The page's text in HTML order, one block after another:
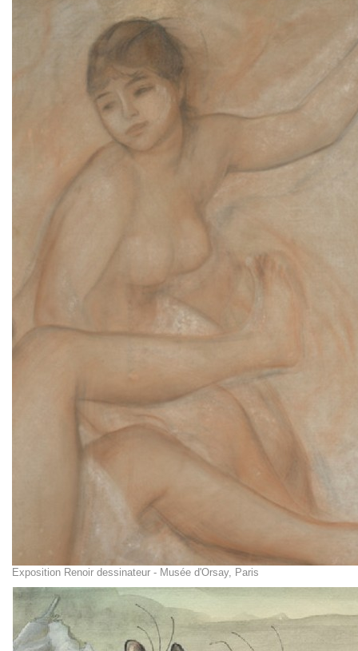
Exposition Renoir dessinateur - Musée d'Orsay, Paris